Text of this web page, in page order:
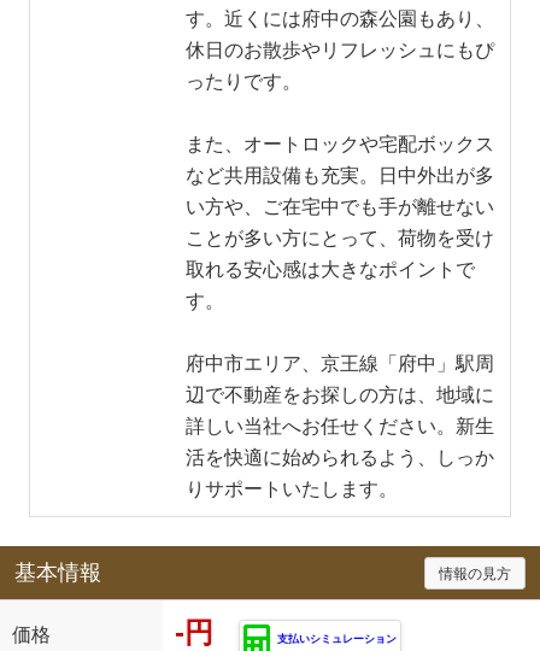
す。近くには府中の森公園もあり、
休日のお散歩やリフレッシュにもぴ
ったりです。
また、オートロックや宅配ボックス
など共用設備も充実。日中外出が多
い方や、ご在宅中でも手が離せない
ことが多い方にとって、荷物を受け
取れる安心感は大きなポイントで
す。
府中市エリア、京王線「府中」駅周
辺で不動産をお探しの方は、地域に
詳しい当社へお任せください。新生
活を快適に始められるよう、しっか
りサポートいたします。
基本情報 情報の見方
価格 -円 支払いシミュレーション